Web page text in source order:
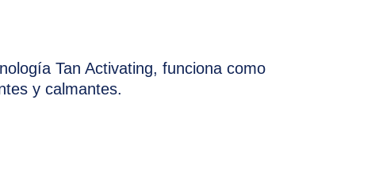
Tan Activating, funciona como
y calmantes.